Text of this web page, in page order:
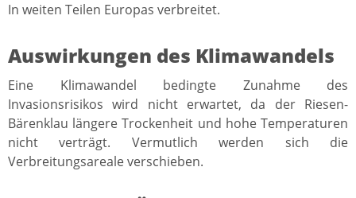
In weiten Teilen Europas verbreitet.
Auswirkungen des Klimawandels
Eine Klimawandel bedingte Zunahme des
Invasionsrisikos wird nicht erwartet, da der Riesen-
Bärenklau längere Trockenheit und hohe Temperaturen
nicht verträgt. Vermutlich werden sich die
Verbreitungsareale verschieben.